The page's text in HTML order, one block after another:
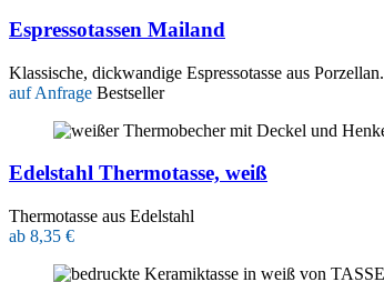
Espressotassen Mailand
Klassische, dickwandige Espressotasse aus Porzellan.
auf Anfrage Bestseller
Edelstahl Thermotasse, weiß
Thermotasse aus Edelstahl
ab 8,35 €